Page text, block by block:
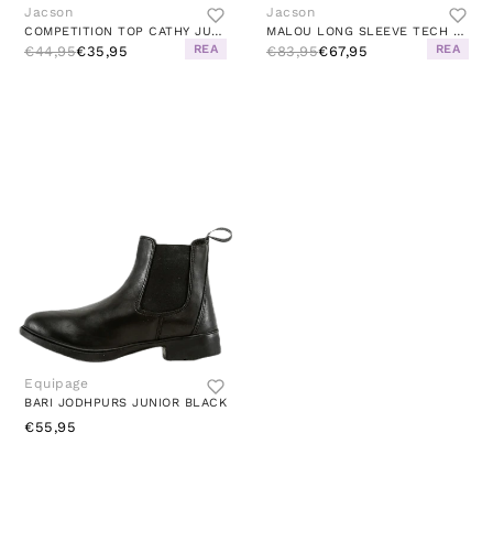
Jacson
COMPETITION TOP CATHY JUNIOR BLUE
€44,95€35,95 REA
Jacson
MALOU LONG SLEEVE TECH TOP BLUE
€83,95€67,95 REA
Equipage
BARI JODHPURS JUNIOR BLACK
€55,95